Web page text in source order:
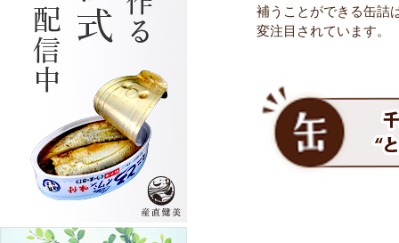
補うことができる缶詰
変注目されています。